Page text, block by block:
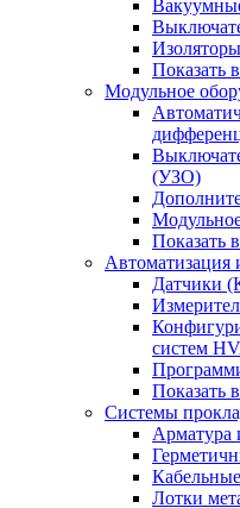
Показать
Модульное
(УЗО)
Показать
Датчики
систем
Показать
Системы
Арматура
Лотки